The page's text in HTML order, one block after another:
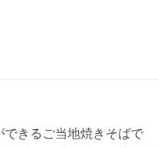
きるご当地焼きそばで